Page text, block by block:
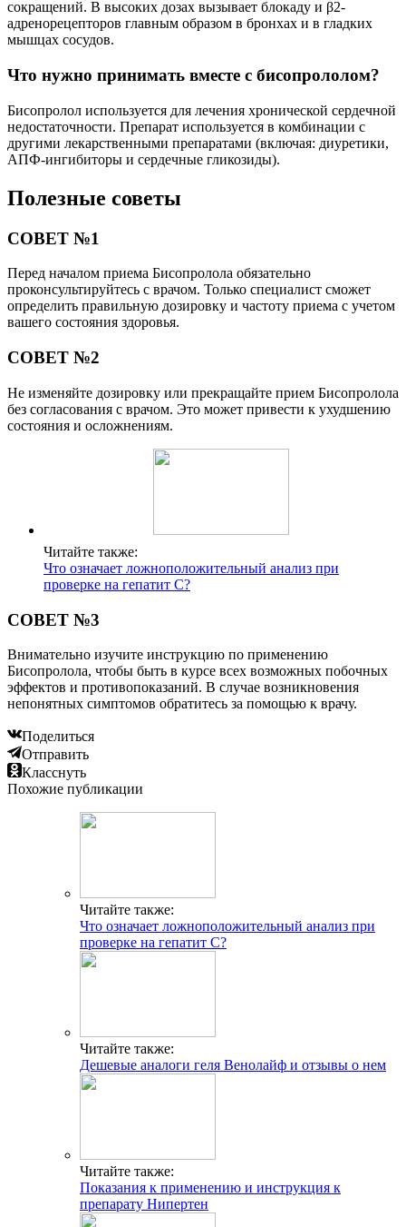
сокращений. В высоких дозах вызывает блокаду и β2-
адренорецепторов главным образом в бронхах и в гладких
мышцах сосудов.
Что нужно принимать вместе с бисопрололом?
Бисопролол используется для лечения хронической сердечной
недостаточности. Препарат используется в комбинации с
другими лекарственными препаратами (включая: диуретики,
АПФ-ингибиторы и сердечные гликозиды).
Полезные советы
СОВЕТ №1
Перед началом приема Бисопролола обязательно
проконсультируйтесь с врачом. Только специалист сможет
определить правильную дозировку и частоту приема с учетом
вашего состояния здоровья.
СОВЕТ №2
Не изменяйте дозировку или прекращайте прием Бисопролола
без согласования с врачом. Это может привести к ухудшению
состояния и осложнениям.
Читайте также:
Что означает ложноположительный анализ при
проверке на гепатит C?
СОВЕТ №3
Внимательно изучите инструкцию по применению
Бисопролола, чтобы быть в курсе всех возможных побочных
эффектов и противопоказаний. В случае возникновения
непонятных симптомов обратитесь за помощью к врачу.
Поделиться
Отправить
Класснуть
Похожие публикации
Читайте также:
Что означает ложноположительный анализ при
проверке на гепатит C?
Читайте также:
Дешевые аналоги геля Венолайф и отзывы о нем
Читайте также:
Показания к применению и инструкция к
препарату Нипертен